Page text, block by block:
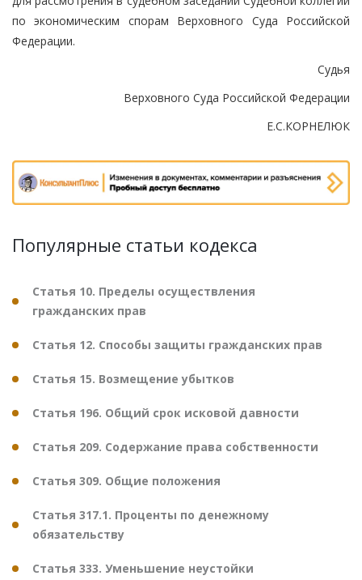
по экономическим спорам Верховного Суда Российской
Федерации.
Судья
Верховного Суда Российской Федерации
Е.С.КОРНЕЛЮК
Популярные статьи кодекса
Статья 10. Пределы осуществления
гражданских прав
Статья 12. Способы защиты гражданских прав
Статья 15. Возмещение убытков
Статья 196. Общий срок исковой давности
Статья 209. Содержание права собственности
Статья 309. Общие положения
Статья 317.1. Проценты по денежному
обязательству
Статья 333. Уменьшение неустойки